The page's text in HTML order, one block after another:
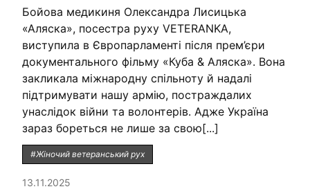
Бойова медикиня Олександра Лисицька
«Аляска», посестра руху VETERANKA,
виступила в Європарламенті після прем’єри
документального фільму «Куба & Аляска». Вона
закликала міжнародну спільноту й надалі
підтримувати нашу армію, постраждалих
унаслідок війни та волонтерів. Адже Україна
зараз бореться не лише за свою[...]
#Жіночий ветеранський рух
13.11.2025